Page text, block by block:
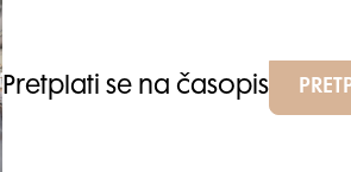
Pretplati se na časopis